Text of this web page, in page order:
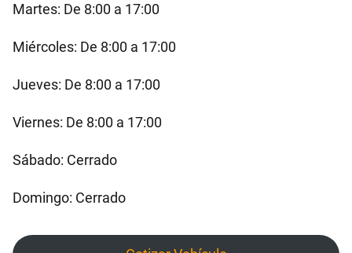
Martes: De 8:00 a 17:00
Miércoles: De 8:00 a 17:00
Jueves: De 8:00 a 17:00
Viernes: De 8:00 a 17:00
Sábado: Cerrado
Domingo: Cerrado